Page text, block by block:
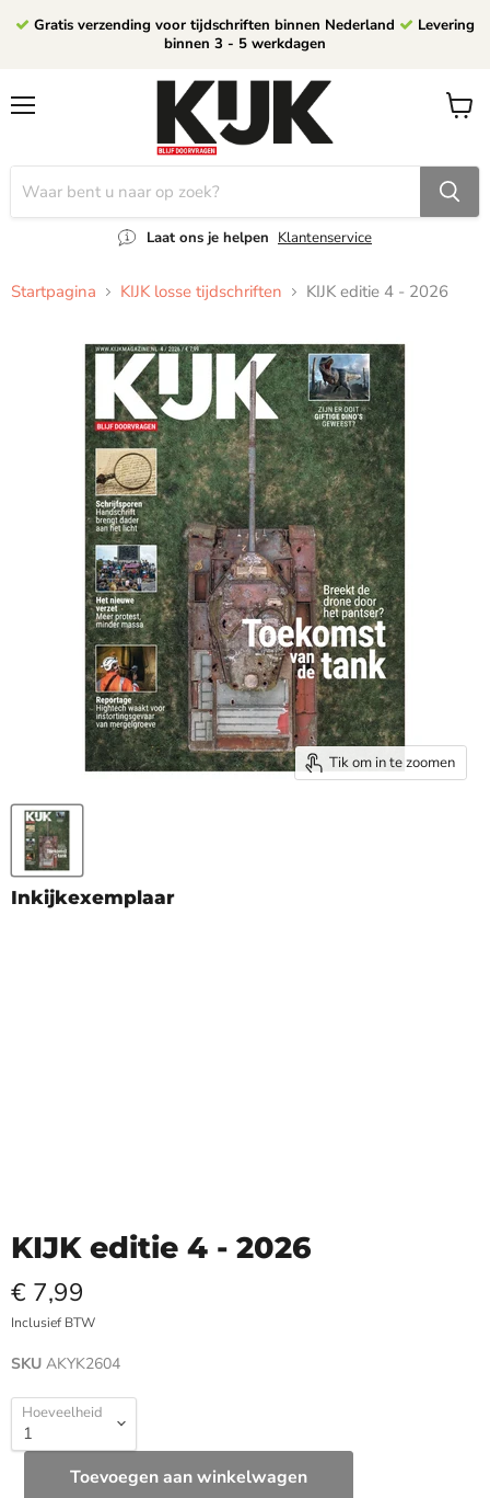
Gratis verzending voor tijdschriften binnen Nederland
Levering
binnen 3 - 5 werkdagen
Laat ons je helpen Klantenservice
Startpagina KIJK losse tijdschriften KIJK editie 4 - 2026
Tik om in te zoomen
Inkijkexemplaar
KIJK editie 4 - 2026
€ 7,99
Inclusief BTW
SKU AKYK2604
Hoeveelheid
Toevoegen aan winkelwagen